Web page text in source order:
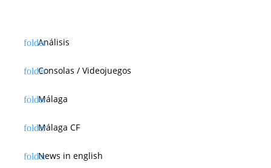
Análisis
Consolas / Videojuegos
Málaga
Málaga CF
News in english